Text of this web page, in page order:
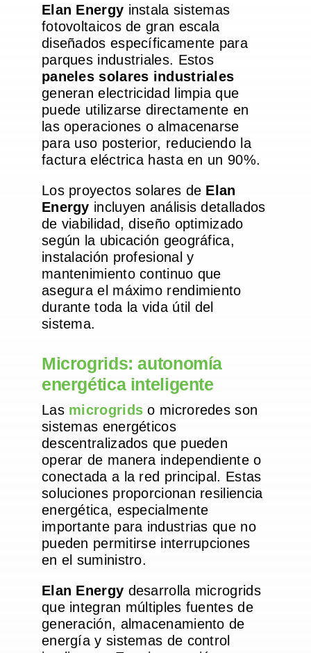
Elan Energy instala sistemas
fotovoltaicos de gran escala
diseñados específicamente para
parques industriales. Estos
paneles solares industriales
generan electricidad limpia que
puede utilizarse directamente en
las operaciones o almacenarse
para uso posterior, reduciendo la
factura eléctrica hasta en un 90%.
Los proyectos solares de Elan
Energy incluyen análisis detallados
de viabilidad, diseño optimizado
según la ubicación geográfica,
instalación profesional y
mantenimiento continuo que
asegura el máximo rendimiento
durante toda la vida útil del
sistema.
Microgrids: autonomía
energética inteligente
Las microgrids o microredes son
sistemas energéticos
descentralizados que pueden
operar de manera independiente o
conectada a la red principal. Estas
soluciones proporcionan resiliencia
energética, especialmente
importante para industrias que no
pueden permitirse interrupciones
en el suministro.
Elan Energy desarrolla microgrids
que integran múltiples fuentes de
generación, almacenamiento de
energía y sistemas de control